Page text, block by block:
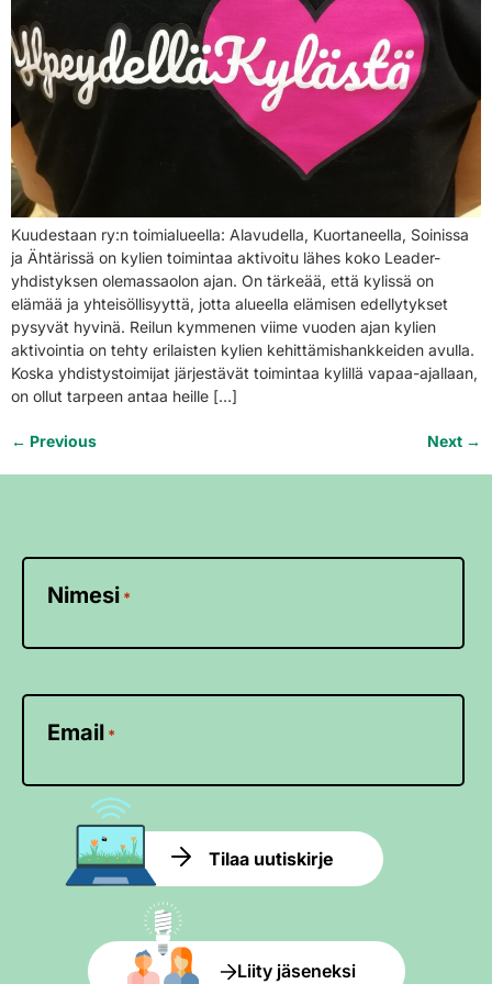
Kuudestaan ry:n toimialueella: Alavudella, Kuortaneella, Soinissa
ja Ähtärissä on kylien toimintaa aktivoitu lähes koko Leader-
yhdistyksen olemassaolon ajan. On tärkeää, että kylissä on
elämää ja yhteisöllisyyttä, jotta alueella elämisen edellytykset
pysyvät hyvinä. Reilun kymmenen viime vuoden ajan kylien
aktivointia on tehty erilaisten kylien kehittämishankkeiden avulla.
Koska yhdistystoimijat järjestävät toimintaa kylillä vapaa-ajallaan,
on ollut tarpeen antaa heille […]
← Previous Next →
Nimesi *
Email *
Tilaa uutiskirje
Liity jäseneksi